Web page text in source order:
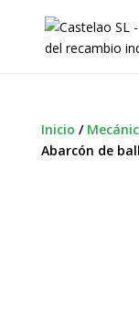
Inicio /
Abarcón de